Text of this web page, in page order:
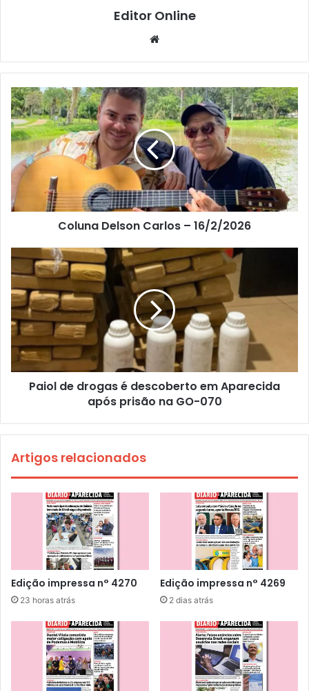
Editor Online
Coluna Delson Carlos – 16/2/2026
Paiol de drogas é descoberto em Aparecida
após prisão na GO-070
Artigos relacionados
Edição impressa n° 4270
23 horas atrás
Edição impressa n° 4269
2 dias atrás